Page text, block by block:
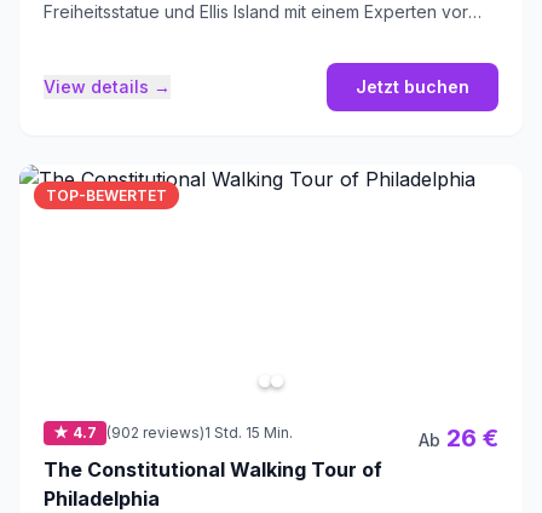
Freiheitsstatue und Ellis Island mit einem Experten vor
View details → Jetzt buchen
TOP-BEWERTET
★ 4.7 (902 reviews)1 Std. 15 Min.
The Constitutional Walking Tour of
Philadelphia
Ab 26 €